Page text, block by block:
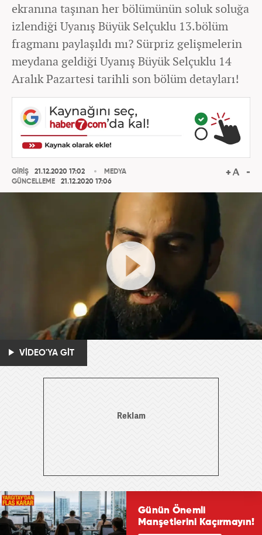
ekranına taşınan her bölümünün soluk soluğa
izlendiği Uyanış Büyük Selçuklu 13.bölüm
fragmanı paylaşıldı mı? Sürpriz gelişmelerin
meydana geldiği Uyanış Büyük Selçuklu 14
Aralık Pazartesi tarihli son bölüm detayları!
GİRİŞ
21.12.2020 17:02
GÜNCELLEME
21.12.2020 17:06
MEDYA
VİDEO'YA GİT